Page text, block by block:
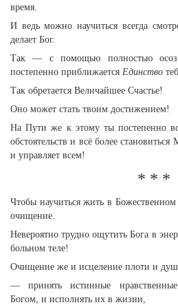
время.
И ведь можно научиться всегда
делает Бог.
Так — с помощью полностью
постепенно приближается Единство
Так обретается Величайшее Счастье!
Оно может стать твоим достижением!
На Пути же к этому ты постепенно
обстоятельств и всё более
и управляет всем!
* * *
Чтобы научиться жить в
очищение.
Невероятно трудно ощутить Бога в
больном теле!
Очищение же и исцеление плоти и
— принять истинные
Богом, и исполнять их в жизни,